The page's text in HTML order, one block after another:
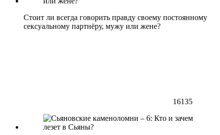
Стоит ли всегда говорить правду своему постоянному
сексуальному партнёру, мужу или жене?
16135